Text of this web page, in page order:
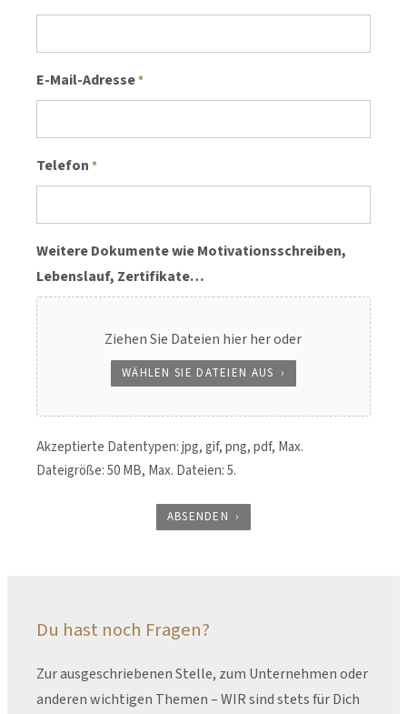
E-Mail-Adresse*
Telefon *
Weitere Dokumente wie Motivationsschreiben,
Lebenslauf, Zertifikate…
Ziehen Sie Dateien hier her oder
WÄHLEN SIE DATEIEN AUS
Akzeptierte Datentypen: jpg, gif, png, pdf, Max.
Dateigröße: 50 MB, Max. Dateien: 5.
ABSENDEN
Du hast noch Fragen?
Zur ausgeschriebenen Stelle, zum Unternehmen oder
anderen wichtigen Themen – WIR sind stets für Dich